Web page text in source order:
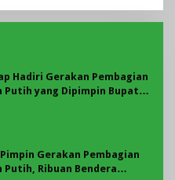
Hadiri Gerakan Pembagian
Putih yang Dipimpin Bupati
Gerakan Pembagian
Putih, Ribuan Bendera